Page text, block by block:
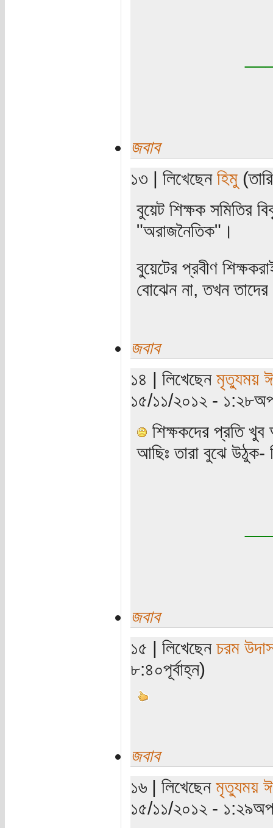
জবাব
১৩ | লিখেছেন হিমু
বুয়েট শিক্ষক সমিতির
"অরাজনৈতিক"।
বুয়েটের প্রবীণ
বোঝেন না, তখন
জবাব
১৪ | লিখেছেন মৃত্যুময়
১৫/১১/২০১২ -
শিক্ষকদের প্রতি খুব
আছিঃ তারা বুঝে উঠুক-
জবাব
১৫ | লিখেছেন চরম
৮:৪০পূর্বাহ্ন)
জবাব
১৬ | লিখেছেন মৃত্যুময়
১৫/১১/২০১২ -